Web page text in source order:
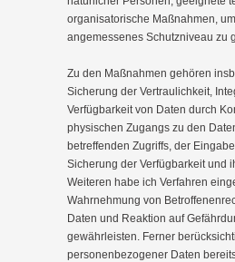
organisatorische Maßnahmen,
angemessenes Schutzniveau zu
Zu den Maßnahmen gehören
Sicherung der Vertraulichkeit,
Verfügbarkeit von Daten durch
physischen Zugangs zu den
betreffenden Zugriffs, der
Sicherung der Verfügbarkeit und
Weiteren habe ich Verfahren
Wahrnehmung von
Daten und Reaktion auf
gewährleisten. Ferner
personenbezogener Daten